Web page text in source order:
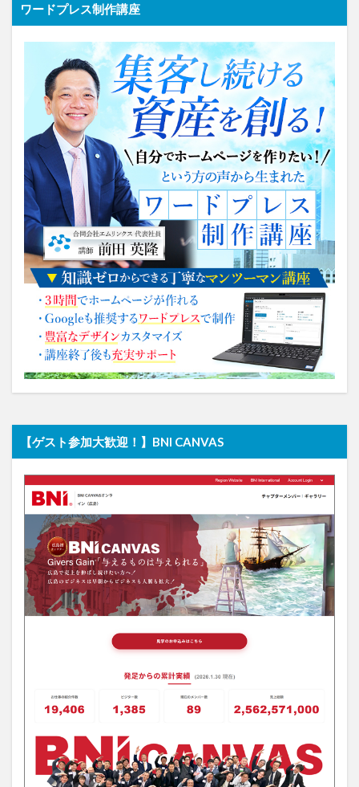
ワードプレス制作講座
【ゲスト参加大歓迎！】BNI CANVAS